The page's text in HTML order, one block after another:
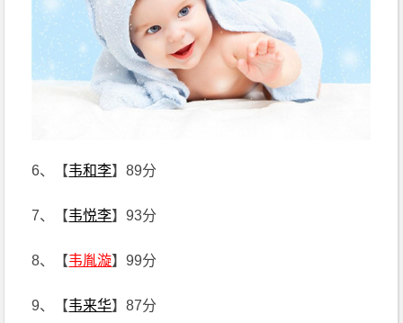
6、【韦和李】89分
7、【韦悦李】93分
8、【韦胤漩】99分
9、【韦来华】87分